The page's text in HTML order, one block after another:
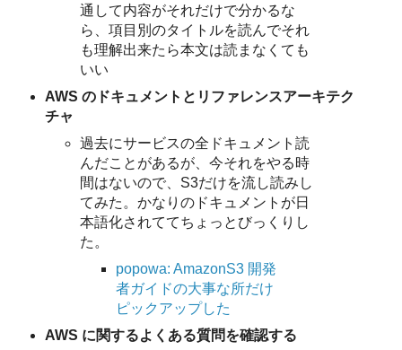
通して内容がそれだけで分かるな
ら、項目別のタイトルを読んでそれ
も理解出来たら本文は読まなくても
いい
AWS のドキュメントとリファレンスアーキテク
チャ
過去にサービスの全ドキュメント読
んだことがあるが、今それをやる時
間はないので、S3だけを流し読みし
てみた。かなりのドキュメントが日
本語化されててちょっとびっくりし
た。
popowa: AmazonS3 開発
者ガイドの大事な所だけ
ピックアップした
AWS に関するよくある質問を確認する